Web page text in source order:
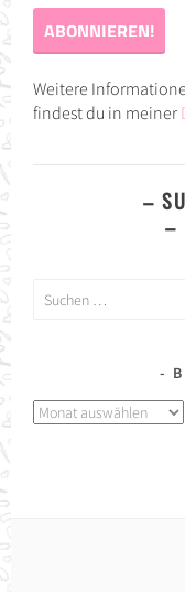
Weitere
findest du in meiner
–
–
Suchen
Beitragsarchiv